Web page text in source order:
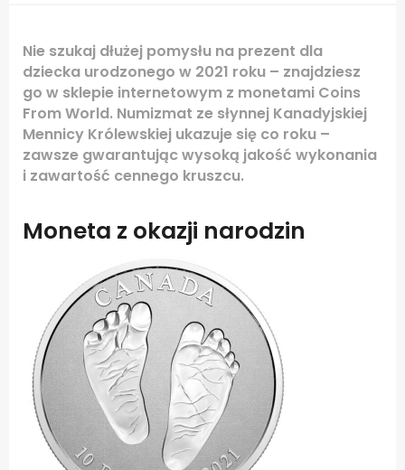
Nie szukaj dłużej pomysłu na prezent dla
dziecka urodzonego w 2021 roku – znajdziesz
go w sklepie internetowym z monetami Coins
From World. Numizmat ze słynnej Kanadyjskiej
Mennicy Królewskiej ukazuje się co roku –
zawsze gwarantując wysoką jakość wykonania
i zawartość cennego kruszcu.
Moneta z okazji narodzin